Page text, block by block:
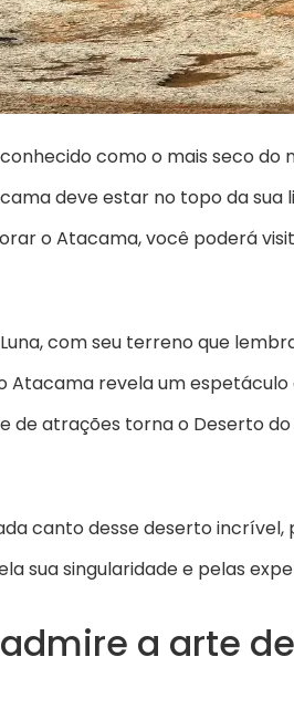
como o mais seco do
deve estar no topo da
o Atacama, você poderá
com seu terreno que
Atacama revela um
de atrações torna o Deserto
canto desse deserto
sua singularidade e pelas
a arte